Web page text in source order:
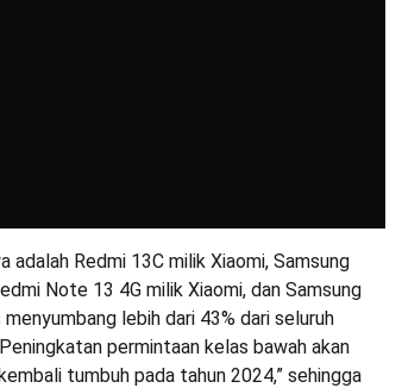
Redmi 13C milik Xiaomi, Samsung
Note 13 4G milik Xiaomi, dan Samsung
lebih dari 43% dari seluruh
permintaan kelas bawah akan
tumbuh pada tahun 2024,” sehingga